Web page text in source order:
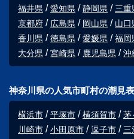
福井県
愛知県 静岡県 三重
京都府
広島県 岡山県 山口
香川県
徳島県 愛媛県 福岡
大分県
宮崎県 鹿児島県 沖
神奈川県の人気市町村の潮見表
横浜市 平塚市 横須賀市 茅
川崎市
小田原市 逗子市 三